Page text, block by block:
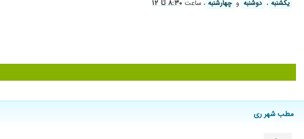
یکشنبه ، دوشنبه و چهارشنبه ، ساعت۸:۳۰ تا ۱۲
مطب شهر ری